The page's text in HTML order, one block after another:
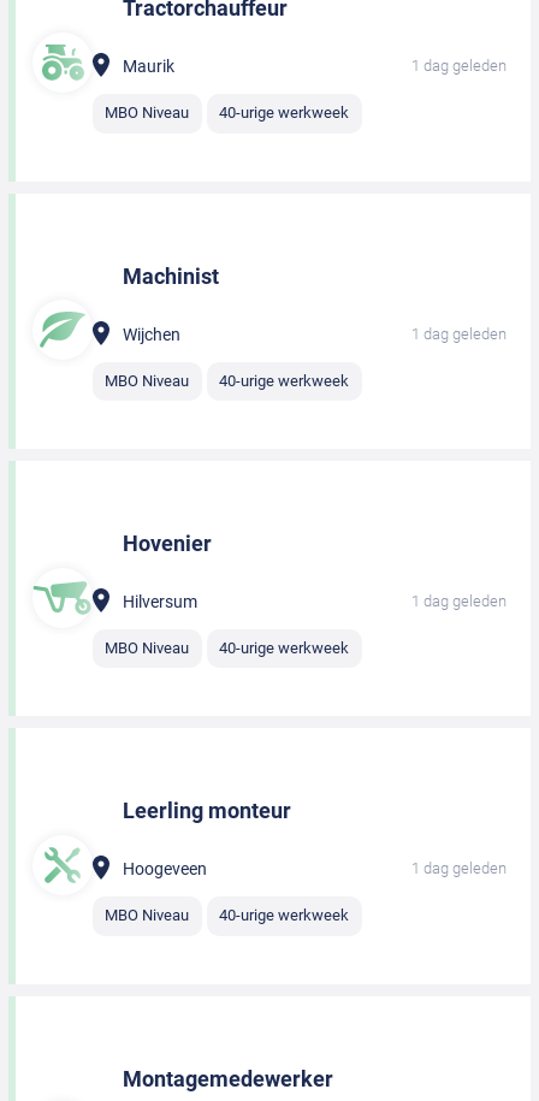
Tractorchauffeur
Maurik 1 dag geleden
MBO Niveau 40-urige werkweek
Machinist
Wijchen 1 dag geleden
MBO Niveau 40-urige werkweek
Hovenier
Hilversum 1 dag geleden
MBO Niveau 40-urige werkweek
Leerling monteur
Hoogeveen 1 dag geleden
MBO Niveau 40-urige werkweek
Montagemedewerker